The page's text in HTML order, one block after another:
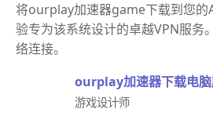
将ourplay加速器game下载到您的
验专为该系统设计的卓越VPN服务
络连接。
ourplay加速器下载电
游戏设计师